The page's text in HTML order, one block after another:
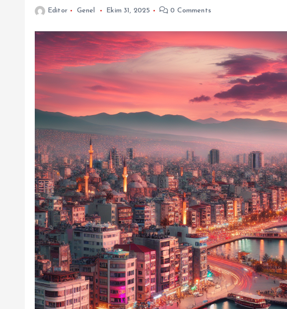
Editor Genel Ekim 31, 2025 0 Comments